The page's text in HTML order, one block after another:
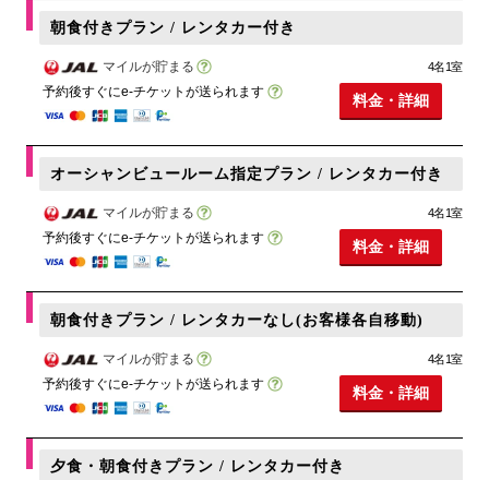
朝食付きプラン / レンタカー付き
マイルが貯まる
予約後すぐにe-チケットが送られます
4名1室
料金・詳細
オーシャンビュールーム指定プラン / レンタカー付き
マイルが貯まる
予約後すぐにe-チケットが送られます
4名1室
料金・詳細
朝食付きプラン / レンタカーなし(お客様各自移動)
マイルが貯まる
予約後すぐにe-チケットが送られます
4名1室
料金・詳細
夕食・朝食付きプラン / レンタカー付き